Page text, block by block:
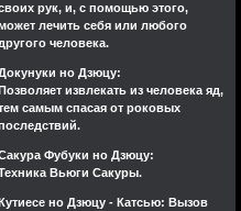
рук, и, с помощью этого,
лечить себя или любого
другого человека.
но Дзюцу:
извлекать из человека яд,
самым спасая от роковых
Фубуки но Дзюцу:
Вьюги Сакуры.
но Дзюцу - Катсью: Вызов